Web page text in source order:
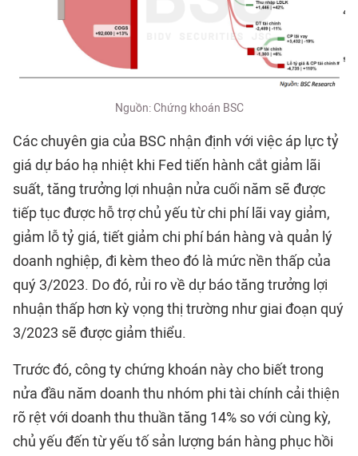
Nguồn: Chứng khoán BSC
Các chuyên gia của BSC nhận định với việc áp lực tỷ
giá dự báo hạ nhiệt khi Fed tiến hành cắt giảm lãi
suất, tăng trưởng lợi nhuận nửa cuối năm sẽ được
tiếp tục được hỗ trợ chủ yếu từ chi phí lãi vay giảm,
giảm lỗ tỷ giá, tiết giảm chi phí bán hàng và quản lý
doanh nghiệp, đi kèm theo đó là mức nền thấp của
quý 3/2023. Do đó, rủi ro về dự báo tăng trưởng lợi
nhuận thấp hơn kỳ vọng thị trường như giai đoạn quý
3/2023 sẽ được giảm thiểu.
Trước đó, công ty chứng khoán này cho biết trong
nửa đầu năm doanh thu nhóm phi tài chính cải thiện
rõ rệt với doanh thu thuần tăng 14% so với cùng kỳ,
chủ yếu đến từ yếu tố sản lượng bán hàng phục hồi